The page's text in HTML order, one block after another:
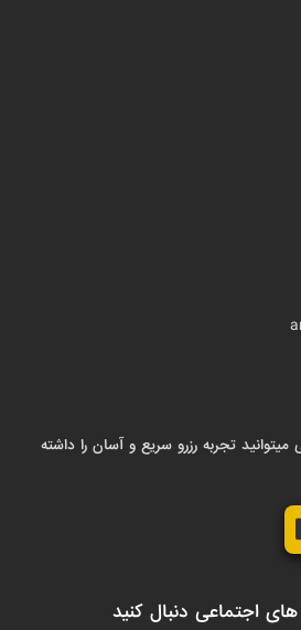
تجربه رزرو سریع و آسان را داشته
اجتماعی دنبال کنید